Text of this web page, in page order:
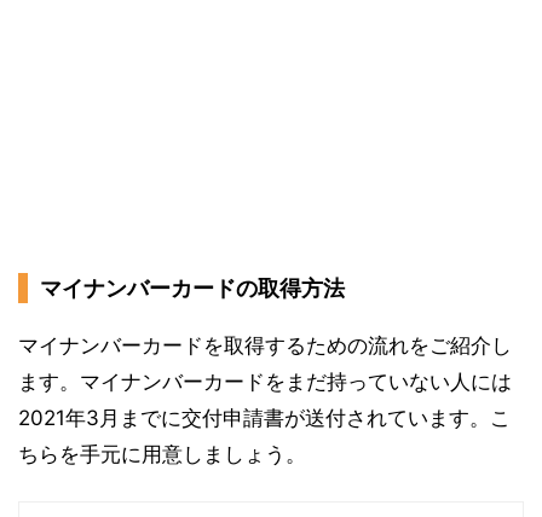
マイナンバーカードの取得方法
マイナンバーカードを取得するための流れをご紹介し
ます。マイナンバーカードをまだ持っていない人には
2021年3月までに交付申請書が送付されています。こ
ちらを手元に用意しましょう。